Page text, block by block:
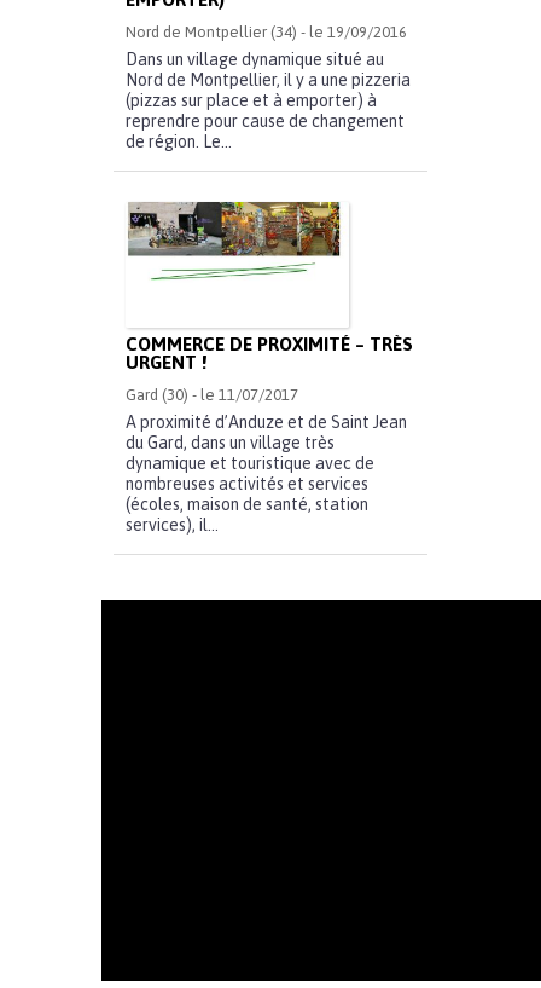
Nord de Montpellier (34) - le 19/09/2016
Dans un village dynamique situé au
Nord de Montpellier, il y a une pizzeria
(pizzas sur place et à emporter) à
reprendre pour cause de changement
de région. Le...
COMMERCE DE PROXIMITÉ – TRÈS
URGENT !
Gard (30) - le 11/07/2017
A proximité d’Anduze et de Saint Jean
du Gard, dans un village très
dynamique et touristique avec de
nombreuses activités et services
(écoles, maison de santé, station
services), il...